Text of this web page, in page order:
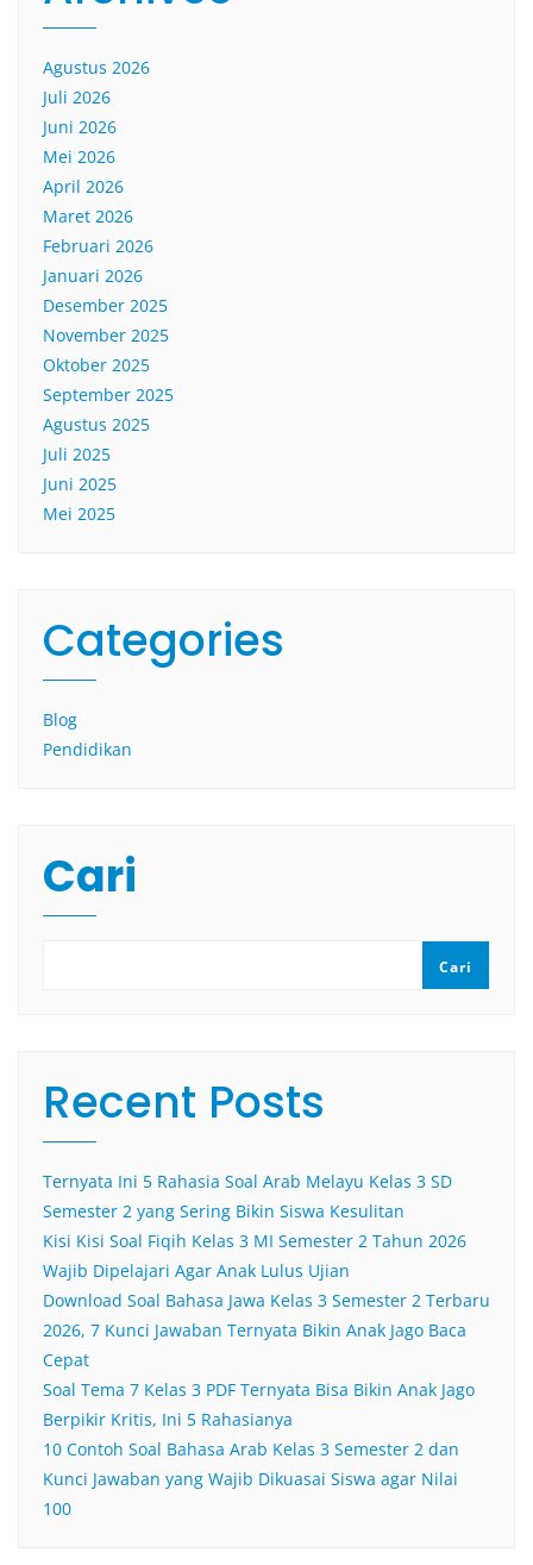
Agustus 2026
Juli 2026
Juni 2026
Mei 2026
April 2026
Maret 2026
Februari 2026
Januari 2026
Desember 2025
November 2025
Oktober 2025
September 2025
Agustus 2025
Juli 2025
Juni 2025
Mei 2025
Categories
Blog
Pendidikan
Cari
Cari
Recent Posts
Ternyata Ini 5 Rahasia Soal Arab Melayu Kelas 3 SD
Semester 2 yang Sering Bikin Siswa Kesulitan
Kisi Kisi Soal Fiqih Kelas 3 MI Semester 2 Tahun 2026
Wajib Dipelajari Agar Anak Lulus Ujian
Download Soal Bahasa Jawa Kelas 3 Semester 2 Terbaru
2026, 7 Kunci Jawaban Ternyata Bikin Anak Jago Baca
Cepat
Soal Tema 7 Kelas 3 PDF Ternyata Bisa Bikin Anak Jago
Berpikir Kritis, Ini 5 Rahasianya
10 Contoh Soal Bahasa Arab Kelas 3 Semester 2 dan
Kunci Jawaban yang Wajib Dikuasai Siswa agar Nilai
100